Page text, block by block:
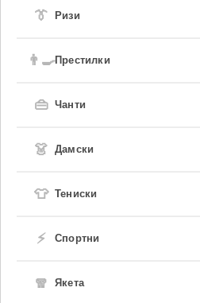
👔 Ризи
👨‍🍳Престилки
👜 Чанти
👗 Дамски
👕 Тениски
⚡ Спортни
🧣 Якета